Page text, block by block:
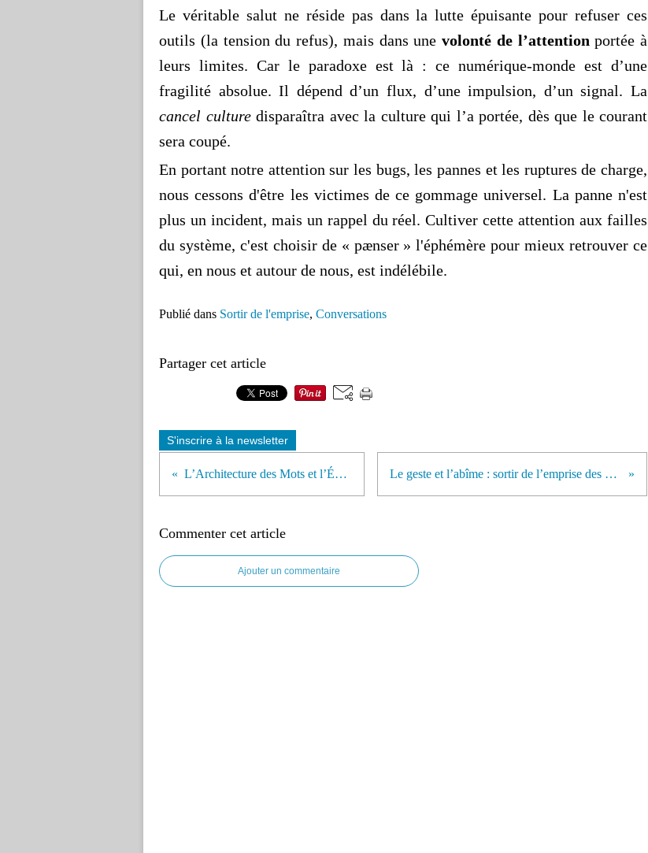
Le véritable salut ne réside pas dans la lutte épuisante pour refuser ces
outils (la tension du refus), mais dans une volonté de l’attention portée à
leurs limites. Car le paradoxe est là : ce numérique-monde est d’une
fragilité absolue. Il dépend d’un flux, d’une impulsion, d’un signal. La
cancel culturedisparaîtra avec la culture qui l’a portée, dès que le courant
sera coupé.
En portant notre attention sur les bugs, les pannes et les ruptures de charge,
nous cessons d'être les victimes de ce gommage universel. La panne n'est
plus un incident, mais un rappel du réel. Cultiver cette attention aux failles
du système, c'est choisir de « pænser » l'éphémère pour mieux retrouver ce
qui, en nous et autour de nous, est indélébile.
Publié dans Sortir de l'emprise, Conversations
Partager cet article
S'inscrire à la newsletter
L’Architecture des Mots et l’Éclipse des Maux Le geste et l’abîme : sortir de l’emprise des Sciences inhumaines
Commenter cet article
Ajouter un commentaire